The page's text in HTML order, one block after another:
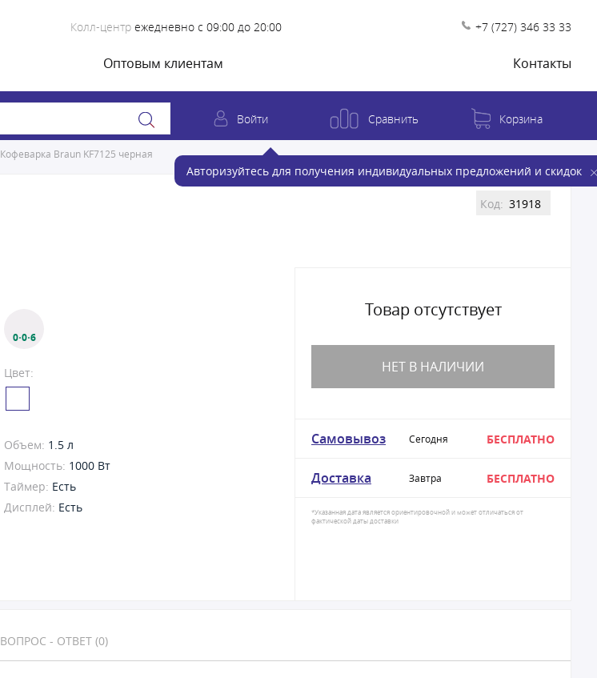
Колл-центр ежедневно с 09:00 до 20:00 +7 (727) 346 33 33
Оптовым клиентам Контакты
Войти
Авторизуйтесь для получения индивидуальных предложений и скидок
Сравнить Корзина
Кофеваркa Braun KF7125 черная
Код: 31918
0·0·6
Цвет:
Объем: 1.5 л
Мощность: 1000 Вт
Таймер: Есть
Дисплей: Есть
Товар отсутствует
НЕТ В НАЛИЧИИ
Самовывоз Сегодня БЕСПЛАТНО
Доставка Завтра БЕСПЛАТНО
*Указанная дата является ориентировочной и может отличаться от
фактической даты доставки
ВОПРОС - ОТВЕТ (0)